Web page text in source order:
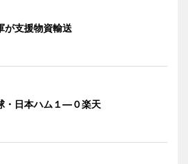
が支援物資輸送
・日本ハム１―０楽天